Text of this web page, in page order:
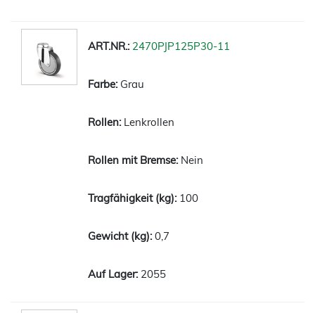
2470PJP125P30-11
Grau
Lenkrollen
Nein
100
0,7
2055